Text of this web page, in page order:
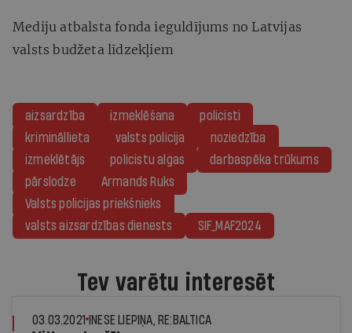
Mediju atbalsta fonda ieguldījums no Latvijas
valsts budžeta līdzekļiem
aizsardzība izmeklēšana
policisti
krimināllieta
valsts policija
noziedzība
izmeklētājs
policistu algas
darbaspēka trūkums
pārslodze
Armands Ruks
Valsts policijas priekšnieks
valsts aizsardzības dienests
SIF_MAF2024
Tev varētu interesēt
03.03.2021 INESE LIEPIŅA, RE:BALTICA